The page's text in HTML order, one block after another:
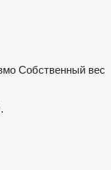
Собственный вес